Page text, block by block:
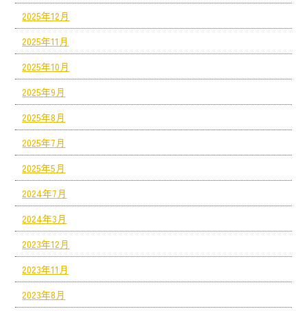
2025年12月
2025年11月
2025年10月
2025年9月
2025年8月
2025年7月
2025年5月
2024年7月
2024年3月
2023年12月
2023年11月
2023年8月